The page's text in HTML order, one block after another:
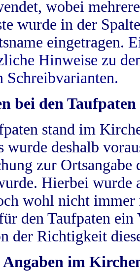
wobei
wurde in der
eingetragen.
Hinweise zu
Schreibvarianten.
bei den Taufpaten
stand im
wurde deshalb
zur
Hierbei wurde
wohl nicht
den Taufpaten
der Richtigkeit
Angaben im